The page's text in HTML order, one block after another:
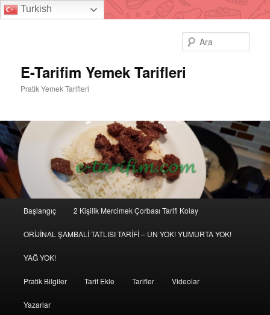
Turkish
E-Tarifim Yemek Tarifleri
Pratik Yemek Tarifleri
Birincil
içeriğe
geç
İkincil
içeriğe
geç
Başlangıç 2 Kişilik Mercimek Çorbası Tarifi Kolay
ORİJİNAL ŞAMBALİ TATLISI TARİFİ – UN YOK! YUMURTA YOK!
YAĞ YOK!
Pratik Bilgiler Tarif Ekle Tarifler Videolar
Yazarlar